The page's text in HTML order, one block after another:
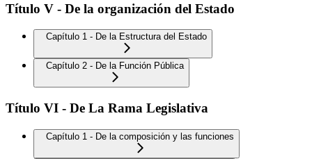
Título V - De la organización del Estado
Capítulo 1 - De la Estructura del Estado
Capítulo 2 - De la Función Pública
Título VI - De La Rama Legislativa
Capítulo 1 - De la composición y las funciones